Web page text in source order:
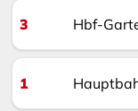
3 Hbf-
1